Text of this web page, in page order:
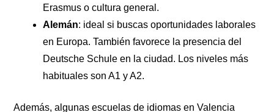
Erasmus o cultura general.
Alemán: ideal si buscas oportunidades laborales
en Europa. También favorece la presencia del
Deutsche Schule en la ciudad. Los niveles más
habituales son A1 y A2.
Además, algunas escuelas de idiomas en Valencia